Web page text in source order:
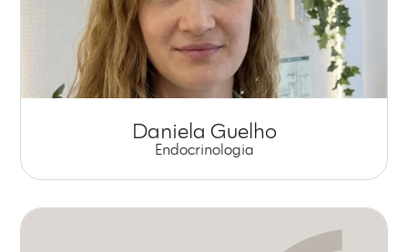
Daniela Guelho
Endocrinologia